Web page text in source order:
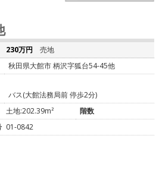
230万円
売地
秋田県大館市 柄沢字狐台54-45他
バス(大館法務局前 停歩2分)
土地:202.39m²
階数
01-0842